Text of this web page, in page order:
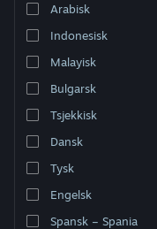
Arabisk
Indonesisk
Malayisk
Bulgarsk
Tsjekkisk
Dansk
Tysk
Engelsk
Spansk – Spania